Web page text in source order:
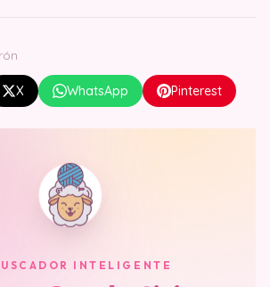
X WhatsApp Pinterest
INTELIGENTE